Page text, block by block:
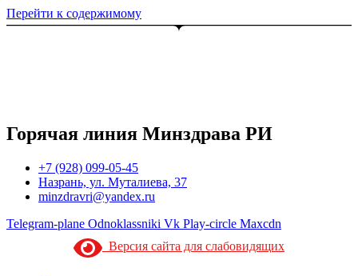
Перейти к содержимому
Горячая линия Минздрава РИ
+7 (928) 099-05-45
Назрань, ул. Муталиева, 37
minzdravri@yandex.ru
Telegram-plane Odnoklassniki Vk Play-circle Maxcdn
Версия сайта для слабовидящих